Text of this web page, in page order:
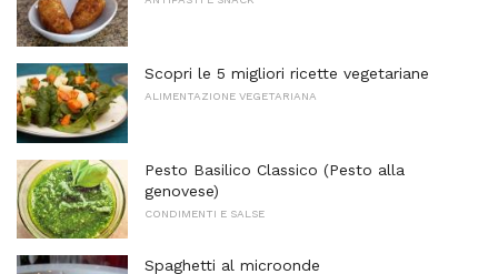
Scopri le 5 migliori ricette vegetariane
ALIMENTAZIONE VEGETARIANA
Pesto Basilico Classico (Pesto alla
genovese)
CONDIMENTI E SALSE
Spaghetti al microonde